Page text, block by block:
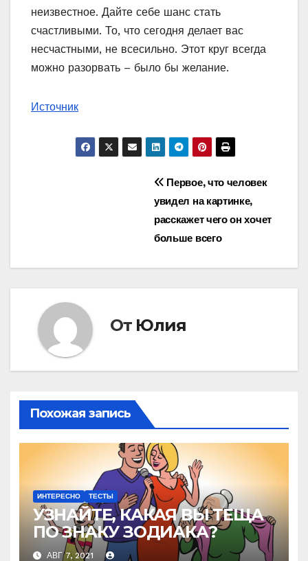
неизвестное. Дайте себе шанс стать
счастливыми. То, что сегодня делает вас
несчастными, не всесильно. Этот круг всегда
можно разорвать – было бы желание.
Источник
Первое, что человек
увидел на картинке,
расскажет чего он хочет
больше всего
От Юлия
Похожая запись
ИНТЕРЕСНО ТЕСТЫ
УЗНАЙТЕ, КАКАЯ ВЫ ТЕЩА
ПО ЗНАКУ ЗОДИАКА?
АВГ 7, 2021